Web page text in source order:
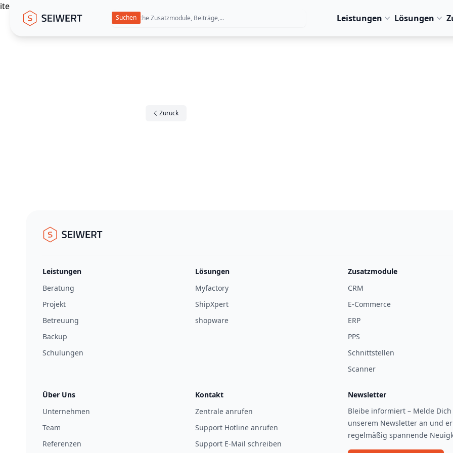
itemscope itemtype="https://schema.org/WebPage"
Seiwert GmbH
Leistungen Lösungen
Zurück
Seiwert GmbH
Leistungen
Beratung
Projekt
Betreuung
Backup
Schulungen
Lösungen
Myfactory
ShipXpert
shopware
Zusatzmodule
CRM
E-Commerce
ERP
PPS
Schnittstellen
Scanner
Über Uns
Unternehmen
Team
Referenzen
Kontakt
Zentrale anrufen
Support Hotline anrufen
Support E-Mail schreiben
Newsletter
Bleibe informiert – Melde
unserem Newsletter an und
regelmäßig spannende